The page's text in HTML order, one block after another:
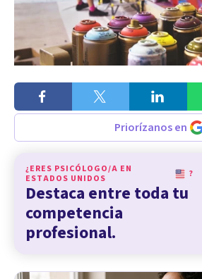
Priorízanos en
¿ERES PSICÓLOGO/A EN
ESTADOS UNIDOS
?
Destaca entre toda tu
competencia
profesional.